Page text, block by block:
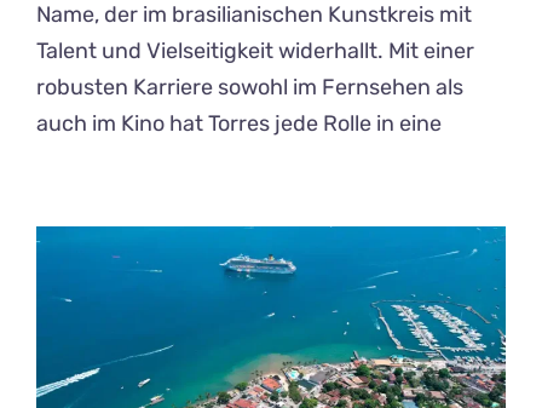
ausgezeichnet
Name, der im brasilianischen Kunstkreis mit
Talent und Vielseitigkeit widerhallt. Mit einer
robusten Karriere sowohl im Fernsehen als
auch im Kino hat Torres jede Rolle in eine